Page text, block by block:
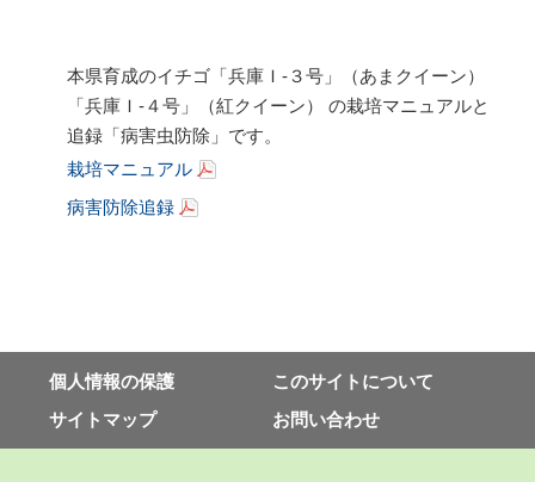
本県育成のイチゴ「兵庫Ｉ-３号」（あまクイーン）
「兵庫Ｉ-４号」（紅クイーン） の栽培マニュアルと
追録「病害虫防除」です。
栽培マニュアル
病害防除追録
個⼈情報の保護
このサイトについて
サイトマップ
お問い合わせ